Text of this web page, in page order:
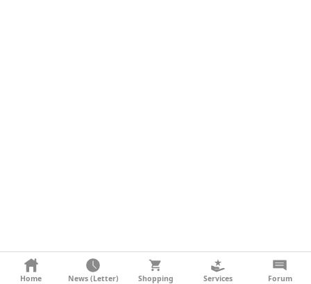
KONTAKT
Home News (Letter) Shopping Services Forum